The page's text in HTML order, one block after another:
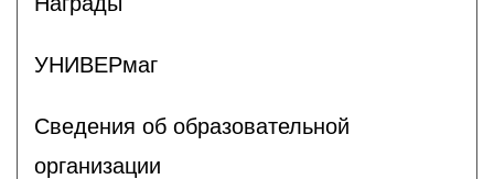
УНИВЕРмаг
Сведения об образовательной
организации